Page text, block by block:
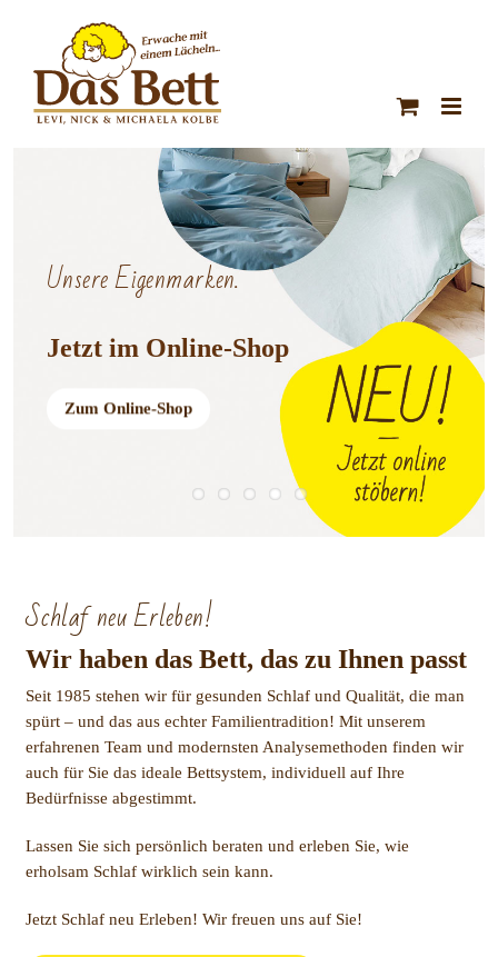
Unsere Eigenmarken.
Jetzt im Online-Shop
Zum Online-Shop
Schlaf neu Erleben!
Wir haben das Bett, das zu Ihnen passt
Seit 1985 stehen wir für gesunden Schlaf und Qualität, die man
spürt – und das aus echter Familientradition! Mit unserem
erfahrenen Team und modernsten Analysemethoden finden wir
auch für Sie das ideale Bettsystem, individuell auf Ihre
Bedürfnisse abgestimmt.
Lassen Sie sich persönlich beraten und erleben Sie, wie
erholsam Schlaf wirklich sein kann.
Jetzt Schlaf neu Erleben! Wir freuen uns auf Sie!